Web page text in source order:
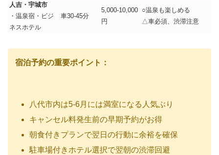
人吉・宇城市
・温泉宿・ビジ
ネスホテル
車30-45分
5,000-10,000
円
○温泉も楽しめる
△車必須、渋滞注意
宿泊予約の重要ポイント：
八代市内は5-6月には満室になる人気ぶり
キャンセル料発生前の早期予約がお得
朝食付きプランで翌日の行動に余裕を確保
駐車場付きホテル選択で翌朝の渋滞回避